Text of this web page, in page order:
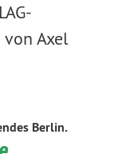
Axel
Berlin.